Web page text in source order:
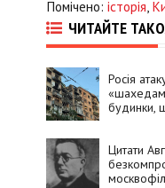
Помічено: історія,
ЧИТАЙТЕ
Росія
будинки,
Цитати